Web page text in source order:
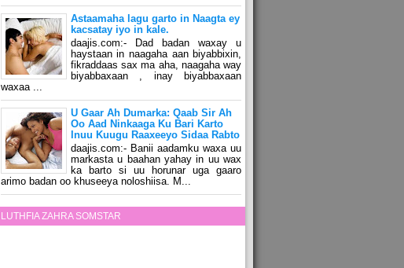
Astaamaha lagu garto in Naagta ey
kacsatay iyo in kale.
daajis.com:- Dad badan waxay u
haystaan in naagaha aan biyabbixin,
fikraddaas sax ma aha, naagaha way
biyabbaxaan , inay biyabbaxaan
waxaa ...
U Gaar Ah Dumarka: Qaab Sir Ah
Oo Aad Ninkaaga Ku Bari Karto
Inuu Kuugu Raaxeeyo Sidaa Rabto
daajis.com:- Banii aadamku waxa uu
markasta u baahan yahay in uu wax
ka barto si uu horunar uga gaaro
arimo badan oo khuseeya noloshiisa. M...
LUTHFIA ZAHRA SOMSTAR